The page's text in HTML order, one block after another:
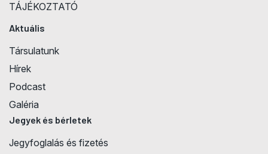
TÁJÉKOZTATÓ
Aktuális
Társulatunk
Hírek
Podcast
Galéria
Jegyek és bérletek
Jegyfoglalás és fizetés